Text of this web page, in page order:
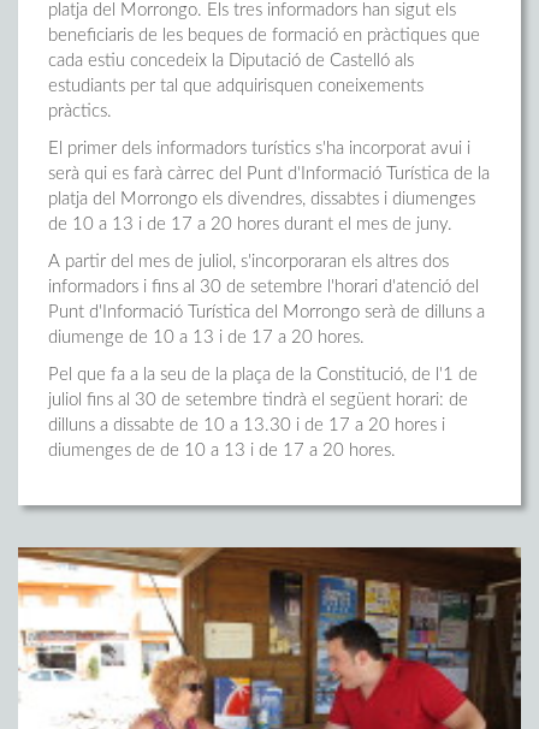
platja del Morrongo. Els tres informadors han sigut els
beneficiaris de les beques de formació en pràctiques que
cada estiu concedeix la Diputació de Castelló als
estudiants per tal que adquirisquen coneixements
pràctics.
El primer dels informadors turístics s'ha incorporat avui i
serà qui es farà càrrec del Punt d'Informació Turística de la
platja del Morrongo els divendres, dissabtes i diumenges
de 10 a 13 i de 17 a 20 hores durant el mes de juny.
A partir del mes de juliol, s'incorporaran els altres dos
informadors i fins al 30 de setembre l'horari d'atenció del
Punt d'Informació Turística del Morrongo serà de dilluns a
diumenge de 10 a 13 i de 17 a 20 hores.
Pel que fa a la seu de la plaça de la Constitució, de l'1 de
juliol fins al 30 de setembre tindrà el següent horari: de
dilluns a dissabte de 10 a 13.30 i de 17 a 20 hores i
diumenges de de 10 a 13 i de 17 a 20 hores.